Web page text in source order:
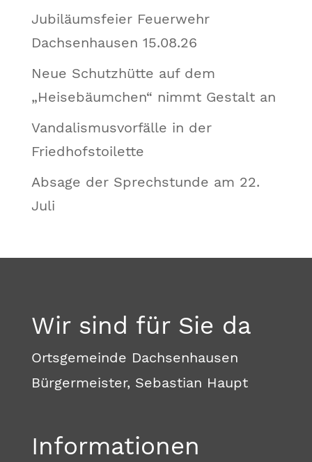
Jubiläumsfeier Feuerwehr
Dachsenhausen 15.08.26
Neue Schutzhütte auf dem
„Heisebäumchen“ nimmt Gestalt an
Vandalismusvorfälle in der
Friedhofstoilette
Absage der Sprechstunde am 22.
Juli
Wir sind für Sie da
Ortsgemeinde Dachsenhausen
Bürgermeister, Sebastian Haupt
Informationen